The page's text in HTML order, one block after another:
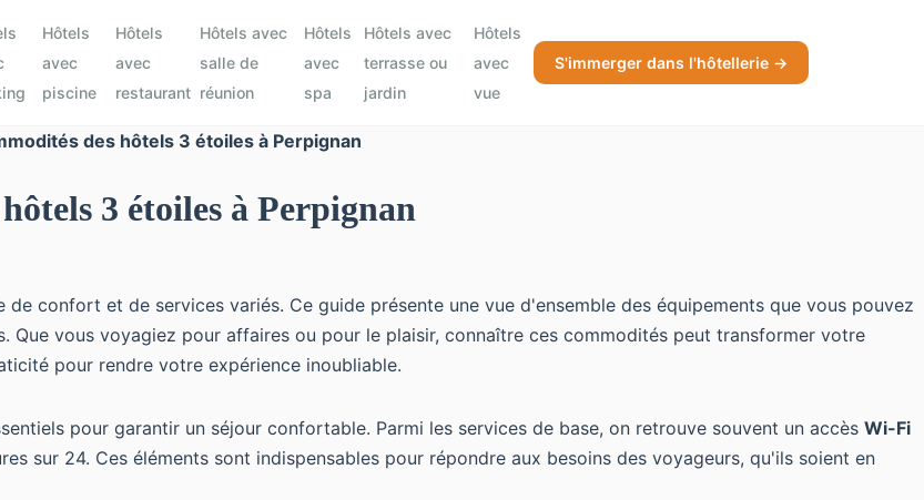
Hôtels
avec
piscine
Hôtels
avec
restaurant
Hôtels avec
salle de
réunion
Hôtels
avec
spa
Hôtels avec
terrasse ou
jardin
Hôtels
avec
vue
S'immerger dans l'hôtellerie →
des hôtels 3 étoiles à Perpignan
3 étoiles à Perpignan
confort et de services variés. Ce guide présente une vue d'ensemble des équipements que vous pouvez
vous voyagiez pour affaires ou pour le plaisir, connaître ces commodités peut transformer votre
pour rendre votre expérience inoubliable.
pour garantir un séjour confortable. Parmi les services de base, on retrouve souvent un accès Wi-Fi
sur 24. Ces éléments sont indispensables pour répondre aux besoins des voyageurs, qu'ils soient en